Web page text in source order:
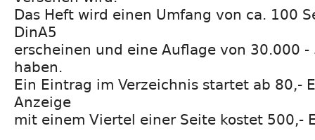
Das Heft wird einen Umfang von ca. 100
DinA5
erscheinen und eine Auflage von 30.000
haben.
Ein Eintrag im Verzeichnis startet ab 80,-
Anzeige
mit einem Viertel einer Seite kostet 500,-